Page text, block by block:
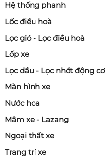
Hệ thống phanh
Lốc điều hoà
Lọc gió - Lọc điều hoà
Lốp xe
Lọc dầu - Lọc nhớt động cơ
Màn hình xe
Nước hoa
Mâm xe - Lazang
Ngoại thất xe
Trang trí xe